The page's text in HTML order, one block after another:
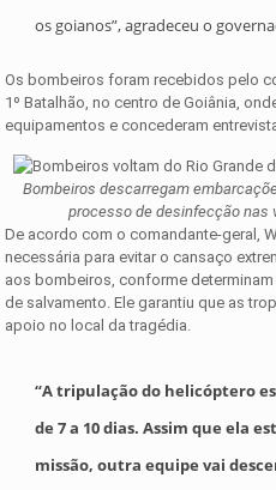
os goianos”, agradeceu o
Os bombeiros foram recebidos pelo
1º Batalhão, no centro de Goiânia,
equipamentos e concederam
Bombeiros descarregam
processo de desinfecção nas
De acordo com o comandante-geral,
necessária para evitar o cansaço
aos bombeiros, conforme
de salvamento. Ele garantiu que as
apoio no local da tragédia.
“A tripulação do helicóptero
de 7 a 10 dias. Assim que ela
missão, outra equipe vai